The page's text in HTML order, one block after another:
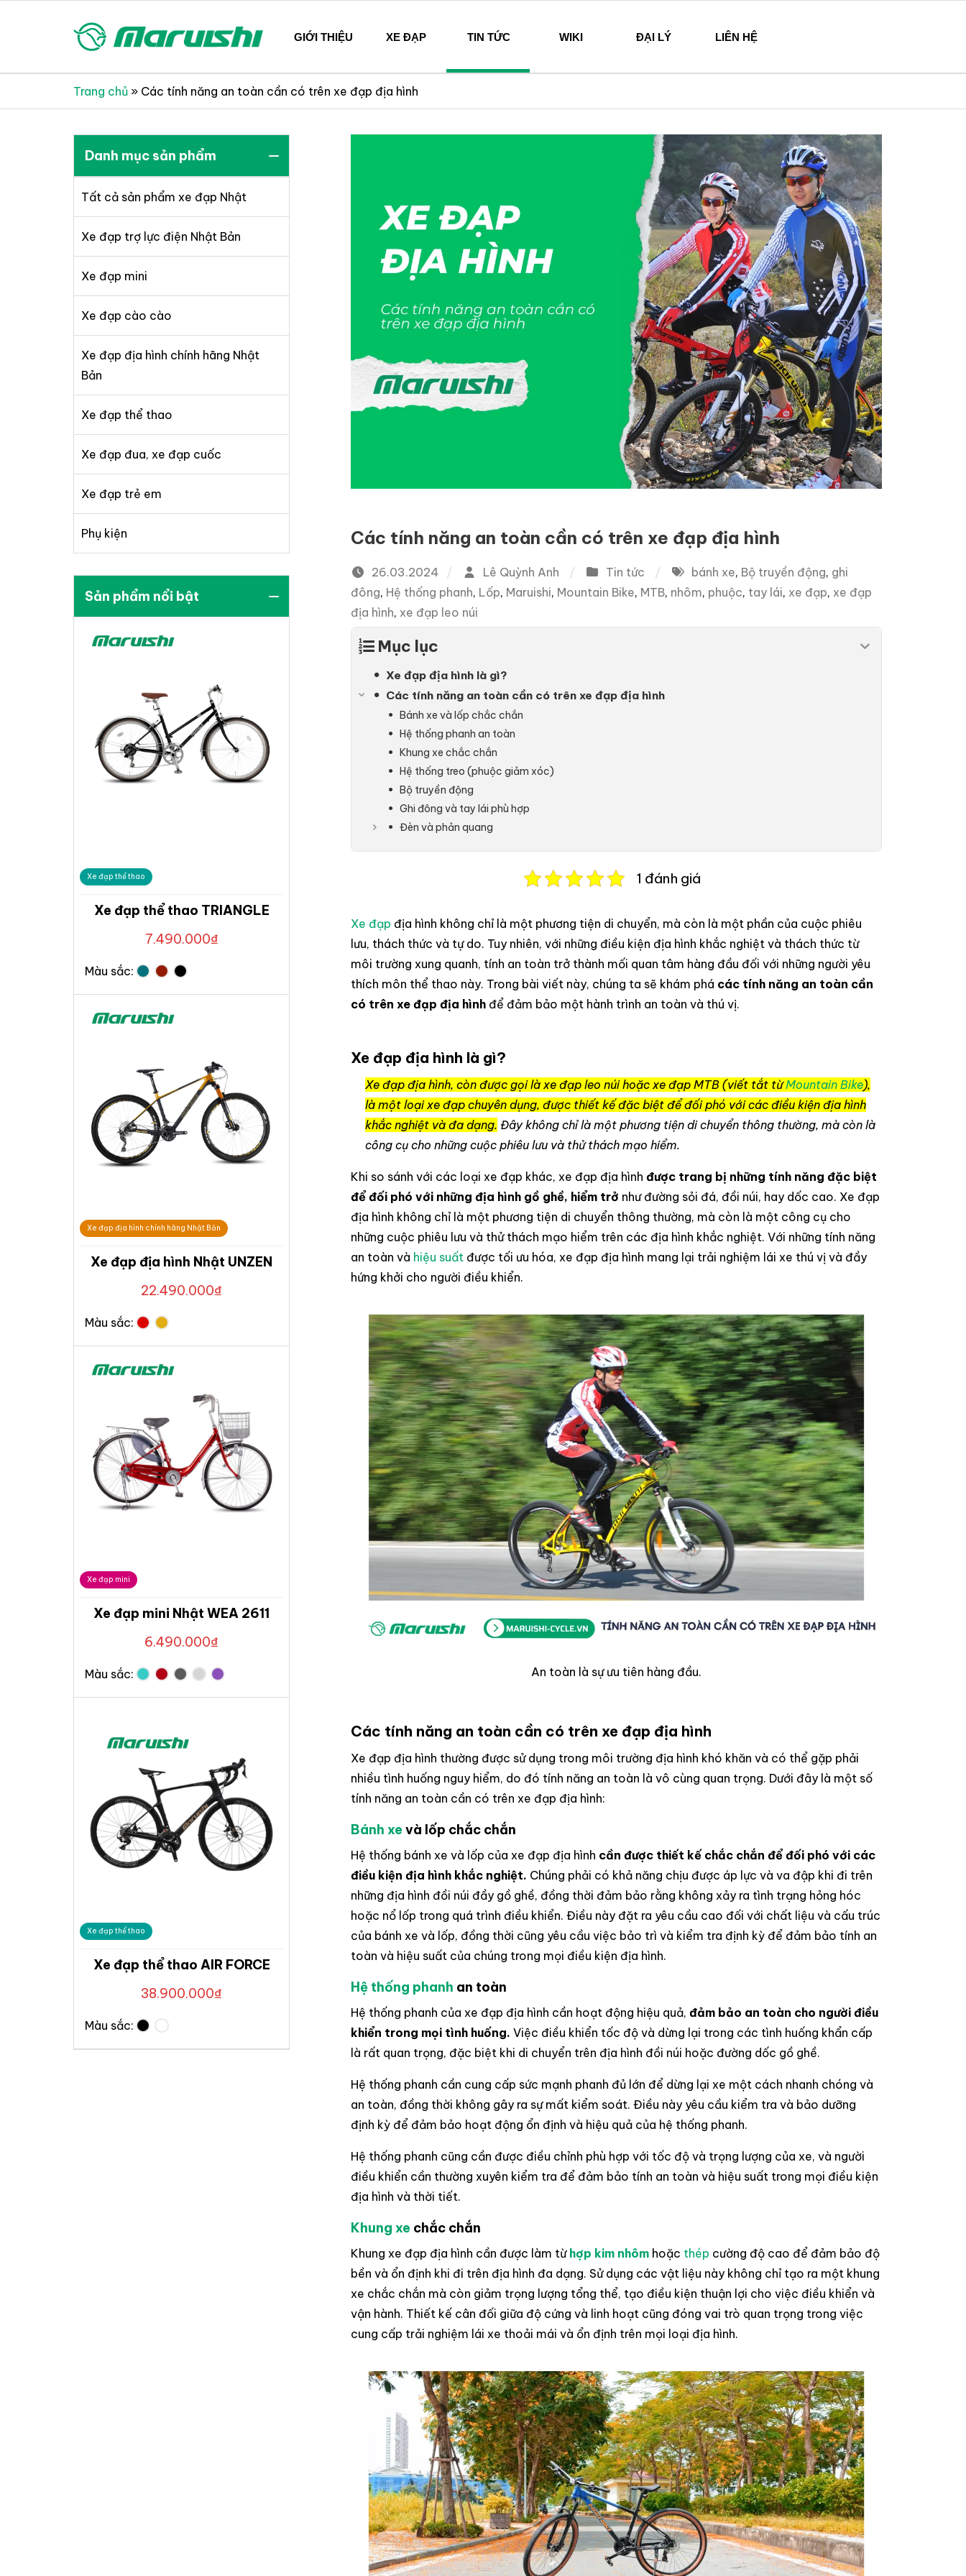
Xe đạp Nhật Bản Maruishi – Since 1894
GIỚI THIỆU XE ĐẠP TIN TỨC WIKI ĐẠI LÝ LIÊN HỆ
Trang chủ » Các tính năng an toàn cần có trên xe đạp địa hình
Các tính năng an toàn cần có trên xe đạp địa hình
26.03.2024 Lê Quỳnh Anh Tin tức bánh xe, Bộ truyền động, ghi
đông, Hệ thống phanh, Lốp, Maruishi, Mountain Bike, MTB, nhôm, phuộc, tay lái, xe đạp, xe đạp
địa hình, xe đạp leo núi
Mục lục
Xe đạp địa hình là gì?
Các tính năng an toàn cần có trên xe đạp địa hình
Bánh xe và lốp chắc chắn
Hệ thống phanh an toàn
Khung xe chắc chắn
Hệ thống treo (phuộc giảm xóc)
Bộ truyền động
Ghi đông và tay lái phù hợp
Đèn và phản quang
1 đánh giá
Xe đạp địa hình không chỉ là một phương tiện di chuyển, mà còn là một phần của cuộc phiêu
lưu, thách thức và tự do. Tuy nhiên, với những điều kiện địa hình khắc nghiệt và thách thức từ
môi trường xung quanh, tính an toàn trở thành mối quan tâm hàng đầu đối với những người yêu
thích môn thể thao này. Trong bài viết này, chúng ta sẽ khám phá các tính năng an toàn cần
có trên xe đạp địa hình để đảm bảo một hành trình an toàn và thú vị.
Xe đạp địa hình là gì?
Xe đạp địa hình, còn được gọi là xe đạp leo núi hoặc xe đạp MTB (viết tắt từMountain Bike),
là một loại xe đạp chuyên dụng, được thiết kế đặc biệt để đối phó với các điều kiện địa hình
khắc nghiệt và đa dạng. Đây không chỉ là một phương tiện di chuyển thông thường, mà còn là
công cụ cho những cuộc phiêu lưu và thử thách mạo hiểm.
Khi so sánh với các loại xe đạp khác, xe đạp địa hình được trang bị những tính năng đặc biệt
để đối phó với những địa hình gồ ghề, hiểm trở như đường sỏi đá, đồi núi, hay dốc cao. Xe đạp
địa hình không chỉ là một phương tiện di chuyển thông thường, mà còn là một công cụ cho
những cuộc phiêu lưu và thử thách mạo hiểm trên các địa hình khắc nghiệt. Với những tính năng
an toàn và hiệu suất được tối ưu hóa, xe đạp địa hình mang lại trải nghiệm lái xe thú vị và đầy
hứng khởi cho người điều khiển.
An toàn là sự ưu tiên hàng đầu.
Các tính năng an toàn cần có trên xe đạp địa hình
Xe đạp địa hình thường được sử dụng trong môi trường địa hình khó khăn và có thể gặp phải
nhiều tình huống nguy hiểm, do đó tính năng an toàn là vô cùng quan trọng. Dưới đây là một số
tính năng an toàn cần có trên xe đạp địa hình:
Bánh xe và lốp chắc chắn
Hệ thống bánh xe và lốp của xe đạp địa hình cần được thiết kế chắc chắn để đối phó với các
điều kiện địa hình khắc nghiệt. Chúng phải có khả năng chịu được áp lực và va đập khi đi trên
những địa hình đồi núi đầy gồ ghề, đồng thời đảm bảo rằng không xảy ra tình trạng hỏng hóc
hoặc nổ lốp trong quá trình điều khiển. Điều này đặt ra yêu cầu cao đối với chất liệu và cấu trúc
của bánh xe và lốp, đồng thời cũng yêu cầu việc bảo trì và kiểm tra định kỳ để đảm bảo tính an
toàn và hiệu suất của chúng trong mọi điều kiện địa hình.
Hệ thống phanh an toàn
Hệ thống phanh của xe đạp địa hình cần hoạt động hiệu quả, đảm bảo an toàn cho người điều
khiển trong mọi tình huống. Việc điều khiển tốc độ và dừng lại trong các tình huống khẩn cấp
là rất quan trọng, đặc biệt khi di chuyển trên địa hình đồi núi hoặc đường dốc gồ ghề.
Hệ thống phanh cần cung cấp sức mạnh phanh đủ lớn để dừng lại xe một cách nhanh chóng và
an toàn, đồng thời không gây ra sự mất kiểm soát. Điều này yêu cầu kiểm tra và bảo dưỡng
định kỳ để đảm bảo hoạt động ổn định và hiệu quả của hệ thống phanh.
Hệ thống phanh cũng cần được điều chỉnh phù hợp với tốc độ và trọng lượng của xe, và người
điều khiển cần thường xuyên kiểm tra để đảm bảo tính an toàn và hiệu suất trong mọi điều kiện
địa hình và thời tiết.
Khung xe chắc chắn
Khung xe đạp địa hình cần được làm từhợp kim nhôm hoặc thép cường độ cao để đảm bảo độ
bền và ổn định khi đi trên địa hình đa dạng. Sử dụng các vật liệu này không chỉ tạo ra một khung
xe chắc chắn mà còn giảm trọng lượng tổng thể, tạo điều kiện thuận lợi cho việc điều khiển và
vận hành. Thiết kế cân đối giữa độ cứng và linh hoạt cũng đóng vai trò quan trọng trong việc
cung cấp trải nghiệm lái xe thoải mái và ổn định trên mọi loại địa hình.
Danh mục sản phẩm
Tất cả sản phẩm xe đạp Nhật
Xe đạp trợ lực điện Nhật Bản
Xe đạp mini
Xe đạp cào cào
Xe đạp địa hình chính hãng Nhật
Bản
Xe đạp thể thao
Xe đạp đua, xe đạp cuốc
Xe đạp trẻ em
Phụ kiện
Sản phẩm nổi bật
Xe đạp thể thao
Xe đạp thể thao TRIANGLE
7.490.000₫
Màu sắc:
Xe đạp địa hình chính hãng Nhật Bản
Xe đạp địa hình Nhật UNZEN
22.490.000₫
Màu sắc:
Xe đạp mini
Xe đạp mini Nhật WEA 2611
6.490.000₫
Màu sắc:
Xe đạp thể thao
Xe đạp thể thao AIR FORCE
38.900.000₫
Màu sắc: